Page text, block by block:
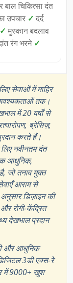
चिकित्सा दंत
उपचार ✓ दर्द
✓ मुस्कान बदलाव
रंग भरने ✓
सेवाओं में माहिर
आवश्यकताओं तक।
में 20 वर्षों से
ब्रेसिज़,
करते हैं।
नवीनतम दंत
आधुनिक,
जो तनाव मुक्त
आराम से
डिज़ाइन की
रोगी-केंद्रित
देखभाल प्रदान
और आधुनिक
3डी एक्स-रे
में 9000+ खुश